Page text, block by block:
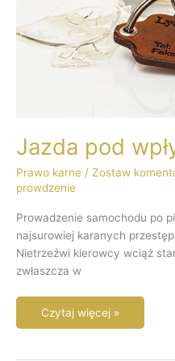
Jazda pod
Prawo karne / Zostaw
prowdzenie
Prowadzenie samochodu po
najsurowiej karanych
Nietrzeźwi kierowcy wciąż
zwłaszcza w
Czytaj więcej »